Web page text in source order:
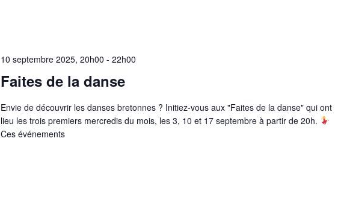
10 septembre 2025, 20h00 - 22h00
Faites de la danse
Envie de découvrir les danses bretonnes ? Initiez-vous aux "Faites de la danse" qui ont
lieu les trois premiers mercredis du mois, les 3, 10 et 17 septembre à partir de 20h.
Ces événements